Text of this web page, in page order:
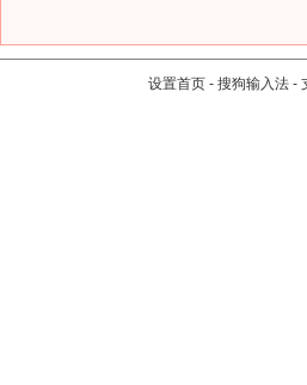
设置首页 - 搜狗输入法 -